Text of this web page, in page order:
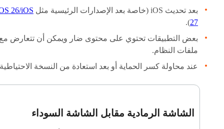
بعد تحديث iOS (خاصة بعد الإصدارات الرئيسية مثل
26/iOS
27
).
بعض التطبيقات تحتوي على محتوى ضار ويمكن أن تتعارض
ملفات النظام.
عند محاولة كسر الحماية أو بعد استعادة من النسخة
الشاشة الرمادية مقابل الشاشة السوداء